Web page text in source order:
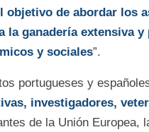
objetivo de abordar los
ganadería extensiva y
y sociales”.
portugueses y
investigadores,
de la Unión Europea,